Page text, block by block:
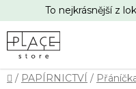
na
obsah
To nejkrásnější z
Domů
/ PAPÍRNICTVÍ /